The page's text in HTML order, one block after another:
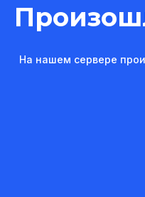
На нашем сервере